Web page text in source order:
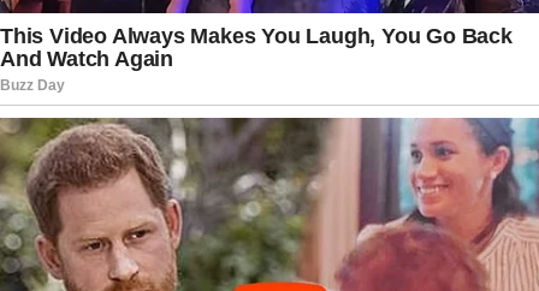
defendiam que questões financeiras poderiam
ter pesado mais do que audiência ou
popularidade. Havia ainda quem enxergasse uma
tentativa de reformulação completa da equipe
esportiva, buscando criar uma identidade
diferente para os próximos anos.
Independentemente da razão, uma pergunta
dominava as discussões: como um dos maiores